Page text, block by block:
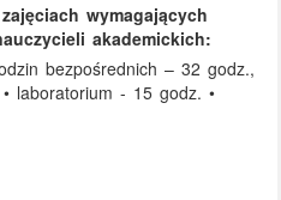
wymagających
akademickich:
bezpośrednich – 32 godz.,
laboratorium - 15 godz. •